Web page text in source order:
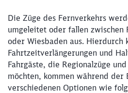
Die Züge des Fernverkehrs
umgeleitet oder fallen zwischen
oder Wiesbaden aus. Hierdurch
Fahrtzeitverlängerungen und
Fahrgäste, die Regionalzüge
möchten, kommen während der
verschiedenen Optionen wie